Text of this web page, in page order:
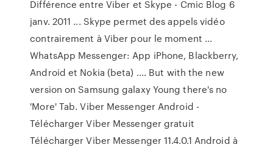
Différence entre Viber et Skype - Cmic Blog 6
janv. 2011 ... Skype permet des appels vidéo
contrairement à Viber pour le moment ...
WhatsApp Messenger: App iPhone, Blackberry,
Android et Nokia (beta) .... But with the new
version on Samsung galaxy Young there's no
'More' Tab. Viber Messenger Android -
Télécharger Viber Messenger gratuit
Télécharger Viber Messenger 11.4.0.1 Android à